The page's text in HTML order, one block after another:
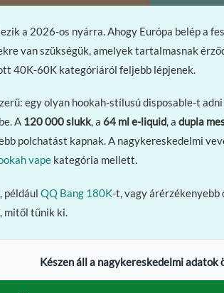
a 2026-os nyárra. Ahogy Európa belép a
van szükségük, amelyek tartalmasnak
40K-60K kategóriáról feljebb lépjenek.
egy olyan hookah-stílusú disposable-t
A 120 000 slukk, a 64 ml e-liquid, a dupla
polchatást kapnak. A nagykereskedelmi
vape kategória mellett.
például QQ Bang 180K-t, vagy árérzékenyebb
mitől tűnik ki.
Készen áll a nagykereskedelmi adatok